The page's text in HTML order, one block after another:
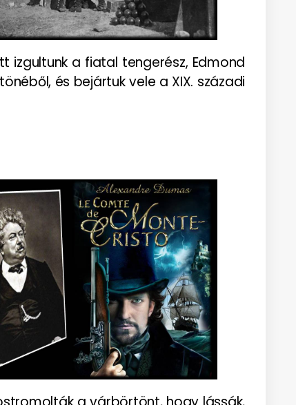
izgultunk a fiatal tengerész, Edmond
és bejártuk vele a XIX. századi